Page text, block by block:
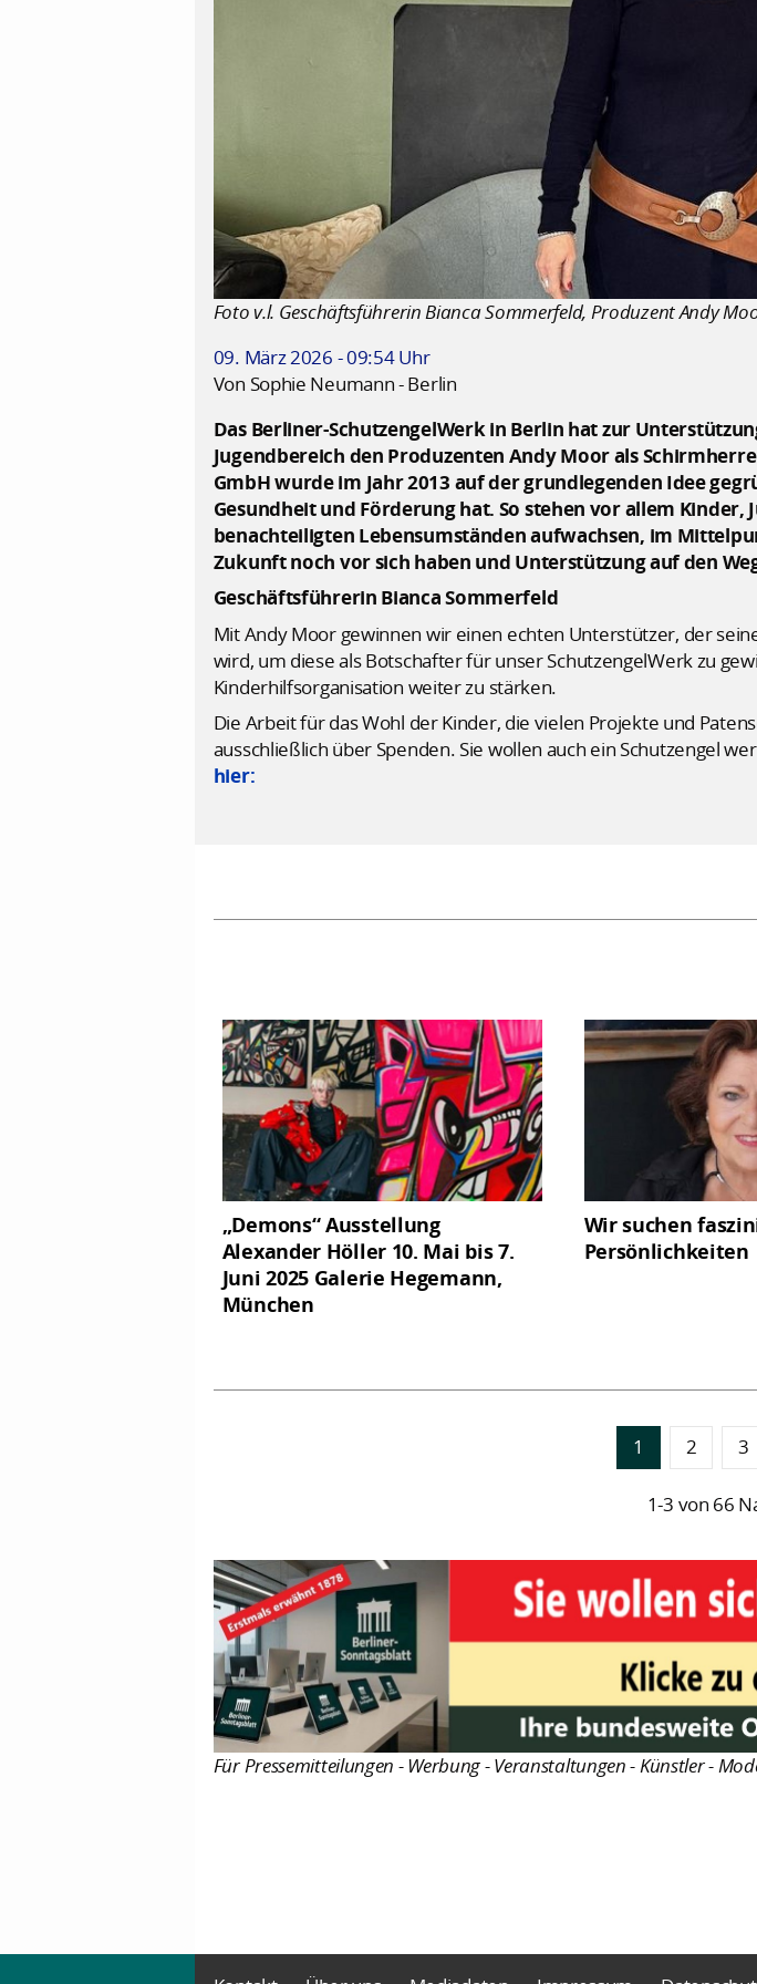
Foto v.l. Geschäftsführerin Bianca Sommerfeld, Produzent Andy
09. März 2026 - 09:54 Uhr
Von Sophie Neumann - Berlin
Das Berliner-SchutzengelWerk in Berlin hat zur
Jugendbereich den Produzenten Andy Moor als
GmbH wurde im Jahr 2013 auf der grundlegenden Idee
Gesundheit und Förderung hat. So stehen vor allem
benachteiligten Lebensumständen aufwachsen, im
Zukunft noch vor sich haben und Unterstützung auf den
Geschäftsführerin Bianca Sommerfeld
Mit Andy Moor gewinnen wir einen echten Unterstützer, der
wird, um diese als Botschafter für unser SchutzengelWerk zu
Kinderhilfsorganisation weiter zu stärken.
Die Arbeit für das Wohl der Kinder, die vielen Projekte und
ausschließlich über Spenden. Sie wollen auch ein Schutzengel
hier:
„Demons“ Ausstellung
Alexander Höller 10. Mai bis 7.
Juni 2025 Galerie Hegemann,
München
Wir suchen
Persönlichkeiten
1 2 3
1-3 von 66
Für Pressemitteilungen - Werbung - Veranstaltungen - Künstler -